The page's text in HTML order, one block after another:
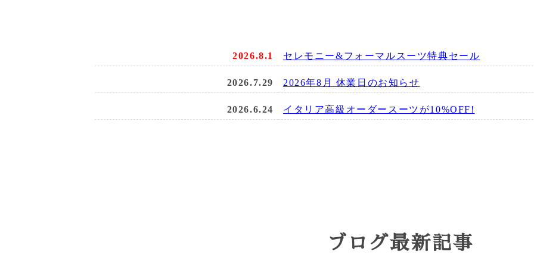
2026.8.1 セレモニー&フォーマルスーツ特典セール
2026.7.29 2026年8月 休業日のお知らせ
2026.6.24 イタリア高級オーダースーツが10%OFF!
ブログ最新記事